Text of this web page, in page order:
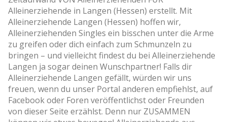
Alleinerziehende in Langen (Hessen) erstellt. Mit
Alleinerziehende Langen (Hessen) hoffen wir,
Alleinerziehenden Singles ein bisschen unter die Arme
zu greifen oder dich einfach zum Schmunzeln zu
bringen – und vielleicht findest du bei Alleinerziehende
Langen ja sogar deinen Wunschpartner! Falls dir
Alleinerziehende Langen gefällt, würden wir uns
freuen, wenn du unser Portal anderen empfiehlst, auf
Facebook oder Foren veröffentlichst oder Freunden
von dieser Seite erzählst. Denn nur ZUSAMMEN